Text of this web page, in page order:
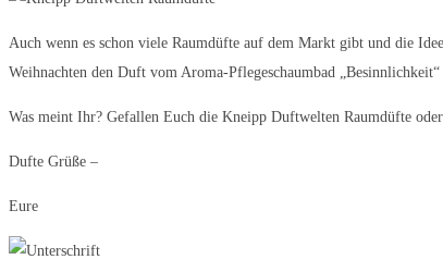
Auch wenn es schon viele Raumdüfte auf dem Markt gibt und die
Weihnachten den Duft vom Aroma-Pflegeschaumbad
Was meint Ihr? Gefallen Euch die Kneipp Duftwelten Raumdüfte
Dufte Grüße –
Eure